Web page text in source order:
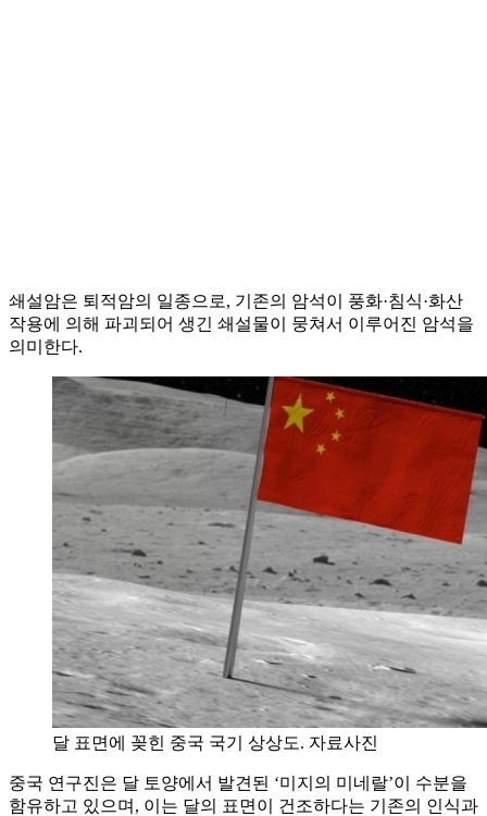
쇄설암은 퇴적암의 일종으로, 기존의 암석이 풍화·침식·화산
작용에 의해 파괴되어 생긴 쇄설물이 뭉쳐서 이루어진 암석을
의미한다.
달 표면에 꽂힌 중국 국기 상상도. 자료사진
중국 연구진은 달 토양에서 발견된 ‘미지의 미네랄’이 수분을
함유하고 있으며, 이는 달의 표면이 건조하다는 기존의 인식과